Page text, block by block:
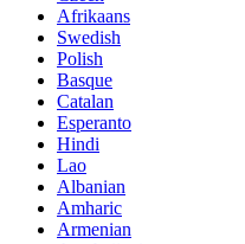
Afrikaans
Swedish
Polish
Basque
Catalan
Esperanto
Hindi
Lao
Albanian
Amharic
Armenian